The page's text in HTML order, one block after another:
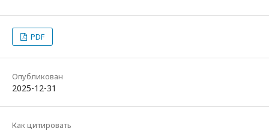
PDF
Опубликован
2025-12-31
Как цитировать